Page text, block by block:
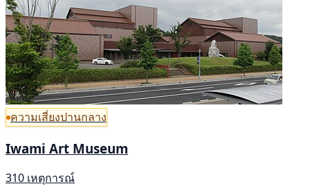
ความเสี่ยงปานกลาง
Iwami Art Museum
310 เหตุการณ์